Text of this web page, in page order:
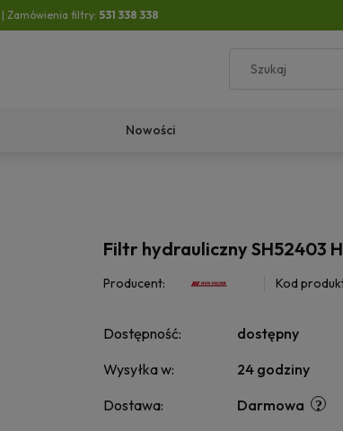
| Zamówienia filtry: 531 338 338
Nowości
Filtr hydrauliczny SH52403
Producent: Kod
Dostępność:
dostępny
Wysyłka w:
24 godziny
Dostawa:
Darmowa